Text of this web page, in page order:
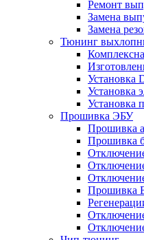
Ремонт
Замена
Замена
Тюнинг
Установка
Установка
Установка
Прошивка ЭБУ
Прошивка
Прошивка
Прошивка